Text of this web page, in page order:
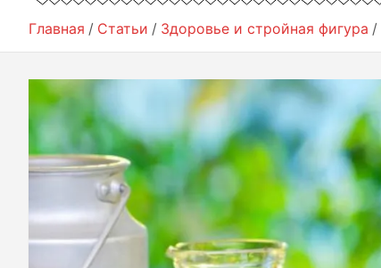
Главная Статьи Здоровье и стройная фигура